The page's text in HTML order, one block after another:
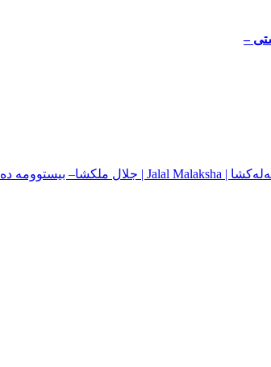
–
– بیستوومه‌